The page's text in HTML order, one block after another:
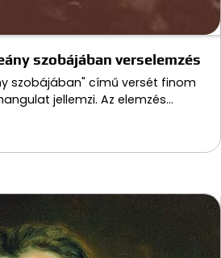
szobájában verselemzés
szobájában" című versét finom
jellemzi. Az elemzés…